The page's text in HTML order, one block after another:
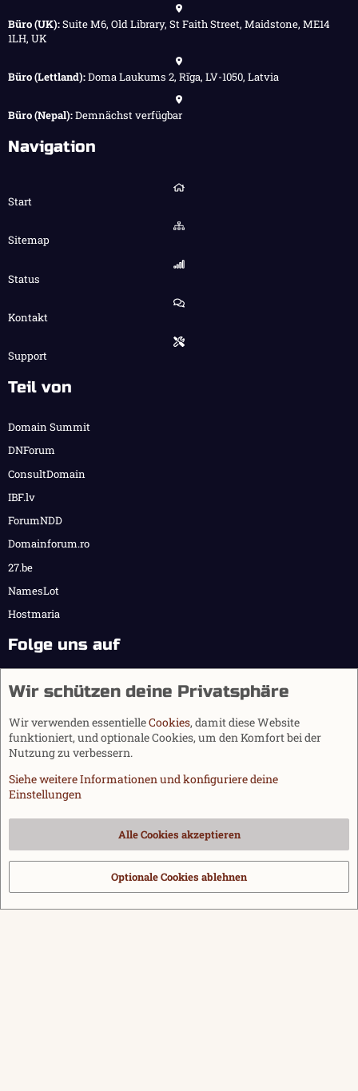
Büro (UK):Suite M6, Old Library, St Faith Street, Maidstone, ME14
1LH, UK
Büro (Lettland):Doma Laukums 2, Rīga, LV-1050, Latvia
Büro (Nepal):Demnächst verfügbar
Navigation
Start
Sitemap
Status
Kontakt
Support
Teil von
Domain Summit
DNForum
ConsultDomain
IBF.lv
ForumNDD
Domainforum.ro
27.be
NamesLot
Hostmaria
Folge uns auf
Cookies
Datenschutz
Hilfe und Impressum
Start
S
Community platform by XenForo® © 2010-2026 XenForo Ltd.
via s9e/MediaSites
Wir schützen deine Privatsphäre
Wir verwenden essentielleCookies, damit diese Website
funktioniert, und optionale Cookies, um den Komfort bei der
Nutzung zu verbessern.
Siehe weitere Informationen und konfiguriere deine
Einstellungen
Alle Cookies akzeptieren
Optionale Cookies ablehnen